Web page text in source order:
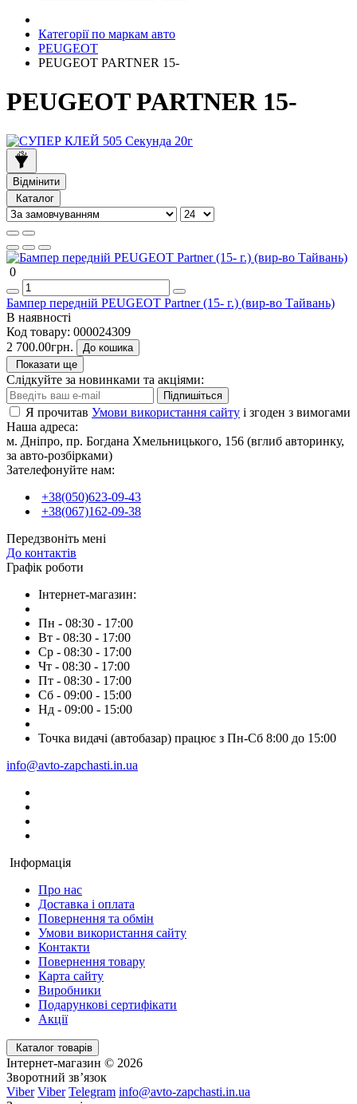
Категорії по маркам авто
PEUGEOT
PEUGEOT PARTNER 15-
PEUGEOT PARTNER 15-
Відмінити
Каталог
0
Бампер передній PEUGEOT Partner (15- г.) (вир-во Тайвань)
В наявності
Код товару: 000024309
2 700.00грн.
До кошика
Показати ще
Слідкуйте за новинками та акціями:
Підпишіться
Я прочитав Умови використання сайту і згоден з вимогами
Наша адреса:
м. Дніпро, пр. Богдана Хмельницького, 156 (вглиб авторинку,
за авто-розбірками)
Зателефонуйте нам:
+38(050)623-09-43
+38(067)162-09-38
Передзвоніть мені
До контактів
Графік роботи
Інтернет-магазин:
Пн - 08:30 - 17:00
Вт - 08:30 - 17:00
Ср - 08:30 - 17:00
Чт - 08:30 - 17:00
Пт - 08:30 - 17:00
Сб - 09:00 - 15:00
Нд - 09:00 - 15:00
Точка видачі (автобазар) працює з Пн-Сб 8:00 до 15:00
info@avto-zapchasti.in.ua
Інформація
Про нас
Доставка і оплата
Повернення та обмін
Умови використання сайту
Контакти
Повернення товару
Карта сайту
Виробники
Подарункові сертифікати
Акції
Каталог товарів
Інтернет-магазин © 2026
Зворотний зв’язок
Viber Viber Telegram info@avto-zapchasti.in.ua